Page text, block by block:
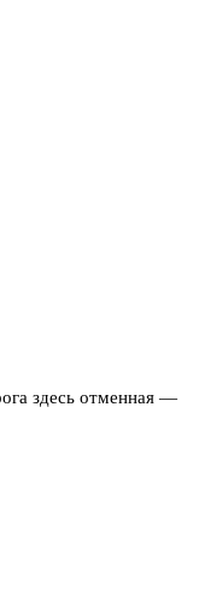
здесь отменная —